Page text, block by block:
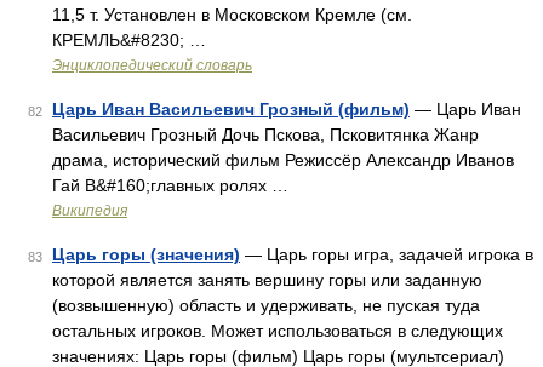
11,5 т. Установлен в Московском Кремле (см.
КРЕМЛЬ&#8230; …
Энциклопедический словарь
82 Царь Иван Васильевич Грозный (фильм) — Царь Иван
Васильевич Грозный Дочь Пскова, Псковитянка Жанр
драма, исторический фильм Режиссёр Александр Иванов
Гай В&#160;главных ролях …
Википедия
83 Царь горы (значения) — Царь горы игра, задачей игрока в
которой является занять вершину горы или заданную
(возвышенную) область и удерживать, не пуская туда
остальных игроков. Может использоваться в следующих
значениях: Царь горы (фильм) Царь горы (мультсериал)